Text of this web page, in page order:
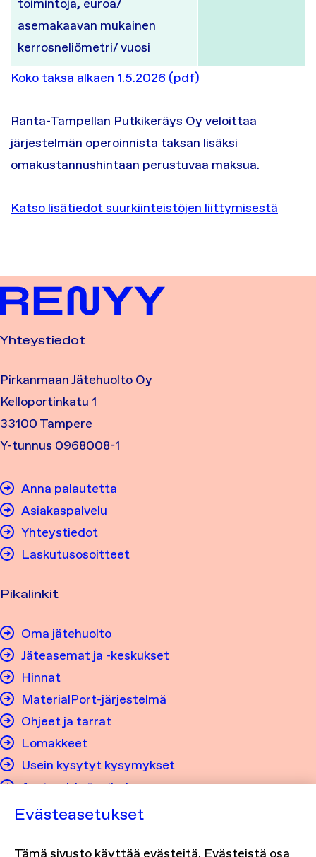
toimintoja, euroa/
asemakaavan mukainen
kerrosneliömetri/ vuosi
Koko taksa alkaen 1.5.2026 (pdf)
Ranta-Tampellan Putkikeräys Oy veloittaa
järjestelmän operoinnista taksan lisäksi
omakustannushintaan perustuvaa maksua.
Katso lisätiedot suurkiinteistöjen liittymisestä
Yhteystiedot
Pirkanmaan Jätehuolto Oy
Kelloportinkatu 1
33100 Tampere
Y-tunnus 0968008-1
Anna palautetta
Asiakaspalvelu
Yhteystiedot
Laskutusosoitteet
Pikalinkit
Oma jätehuolto
Jäteasemat ja -keskukset
Hinnat
MaterialPort-järjestelmä
Ohjeet ja tarrat
Lomakkeet
Usein kysytyt kysymykset
Avoimet työpaikat
Evästeasetukset
Tämä sivusto käyttää evästeitä. Evästeistä osa